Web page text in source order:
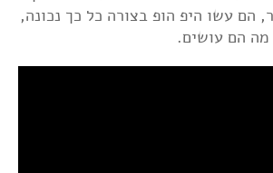
הם עשו היפ הופ בצורה כל כך נכונה,
הם עושים.